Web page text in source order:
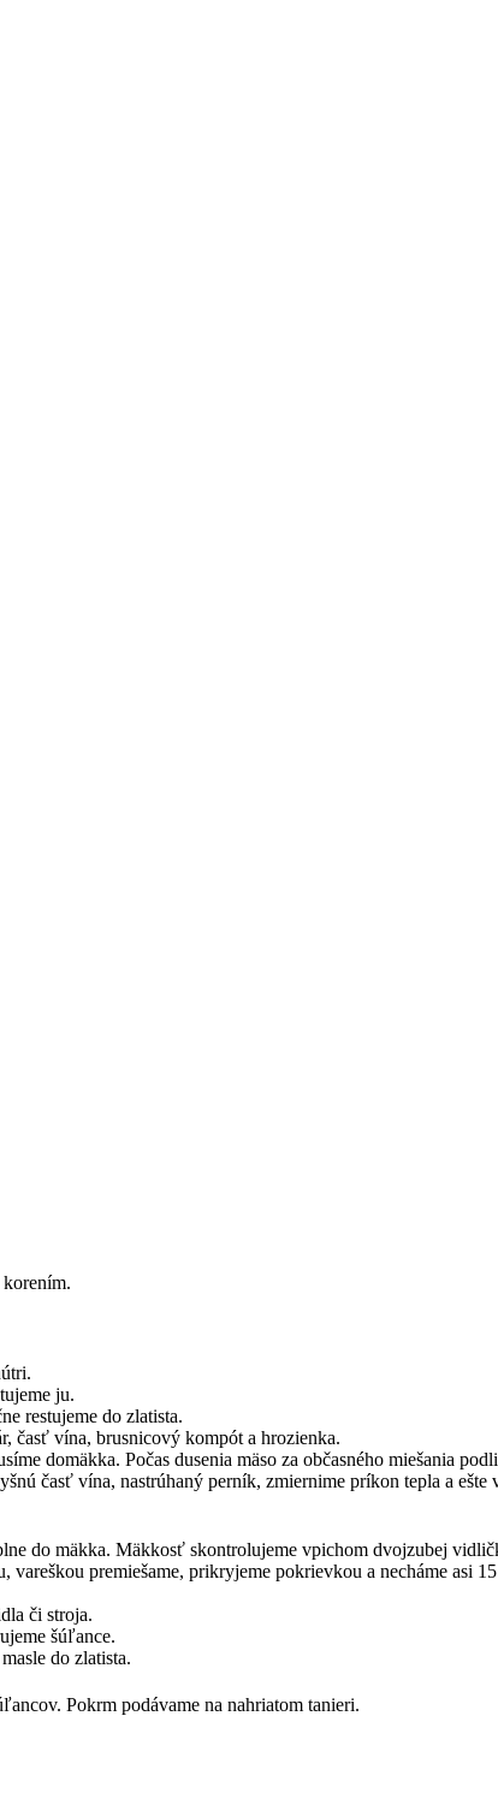
ju.
restujeme do zlatista.
časť vína, brusnicový kompót a hrozienka.
domäkka. Počas dusenia mäso za občasného miešania
časť vína, nastrúhaný perník, zmiernime príkon tepla a
do mäkka. Mäkkosť skontrolujeme vpichom dvojzubej
premiešame, prikryjeme pokrievkou a necháme asi
či stroja.
šúľance.
do zlatista.
Pokrm podávame na nahriatom tanieri.